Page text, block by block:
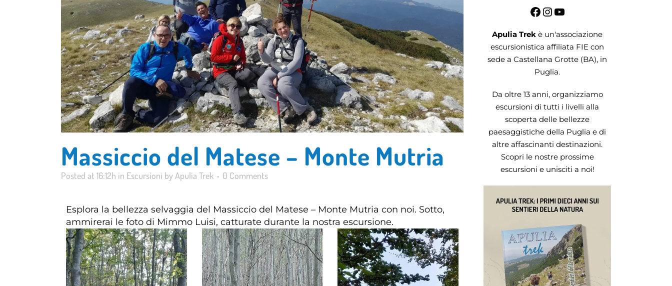
Massiccio del Matese – Monte Mutria
Posted at 16:12h in Escursioni byApulia Trek 0 Comments
Esplora la bellezza selvaggia del Massiccio del Matese – Monte Mutria con noi. Sotto,
ammirerai le foto di Mimmo Luisi, catturate durante la nostra escursione.
Apulia Trek è un'associazione
escursionistica affiliata FIE con
sede a Castellana Grotte (BA), in
Puglia.
Da oltre 13 anni, organizziamo
escursioni di tutti i livelli alla
scoperta delle bellezze
paesaggistiche della Puglia e di
altre affascinanti destinazioni.
Scopri le nostre prossime
escursioni e unisciti a noi!